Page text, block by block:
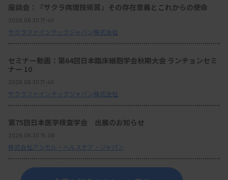
座談会：『サクラ病理技術賞』その存在意義とこれからの使命
2026.06.30 17:40
サクラファインテックジャパン株式会社
セミナー動画：第64回日本臨床細胞学会秋期大会 ランチョンセミ
ナー 10
2026.06.30 17:40
サクラファインテックジャパン株式会社
第75回日本医学検査学会 出展のお知らせ
2026.06.30 15:06
株式会社アンセル・ヘルスケア・ジャパン